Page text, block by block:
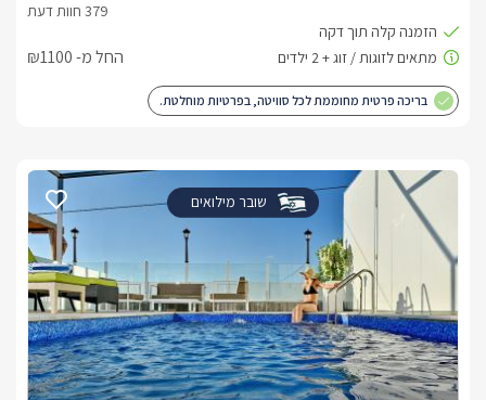
החל מ- ₪1100
בריכה פרטית מחוממת לכל סוויטה, בפרטיות מוחלטת.
שובר מילואים